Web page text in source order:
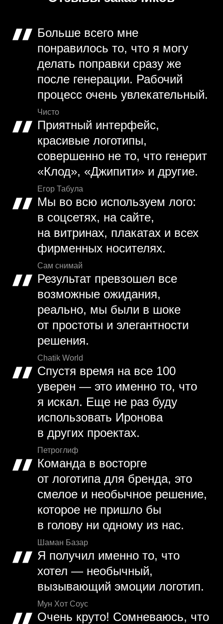
Больше всего мне
понравилось то, что я могу
делать поправки сразу же
после генерации. Рабочий
процесс очень увлекательный.
Чисто
Приятный интерфейс,
красивые логотипы,
совершенно не то, что генерит
«Клод», «Джипити» и другие.
Егор Табула
Мы во всю используем лого:
в соцсетях, на сайте,
на витринах, плакатах и всех
фирменных носителях.
Сам снимай
Результат превзошел все
возможные ожидания,
реально, мы были в шоке
от простоты и элегантности
решения.
Chatik World
Спустя время на все 100
уверен — это именно то, что
я искал. Еще не раз буду
использовать Иронова
в других проектах.
Петроглиф
Команда в восторге
от логотипа для бренда, это
смелое и необычное решение,
которое не пришло бы
в голову ни одному из нас.
Шаман Базар
Я получил именно то, что
хотел — необычный,
вызывающий эмоции логотип.
Мун Хот Соус
Очень круто! Сомневаюсь, что